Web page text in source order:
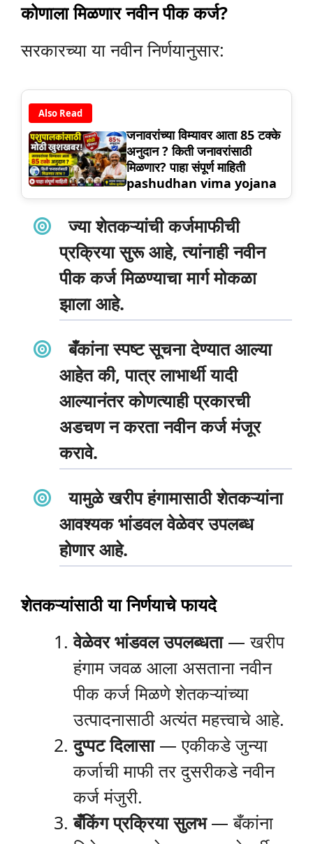
कोणाला मिळणार नवीन पीक कर्ज?
सरकारच्या या नवीन निर्णयानुसार:
Also Read
जनावरांच्या विम्यावर आता 85 टक्के
अनुदान ? किती जनावरांसाठी
मिळणार? पाहा संपूर्ण माहिती
pashudhan vima yojana
ज्या शेतकऱ्यांची कर्जमाफीची
प्रक्रिया सुरू आहे, त्यांनाही नवीन
पीक कर्ज मिळण्याचा मार्ग मोकळा
झाला आहे.
बँकांना स्पष्ट सूचना देण्यात आल्या
आहेत की, पात्र लाभार्थी यादी
आल्यानंतर कोणत्याही प्रकारची
अडचण न करता नवीन कर्ज मंजूर
करावे.
यामुळे खरीप हंगामासाठी शेतकऱ्यांना
आवश्यक भांडवल वेळेवर उपलब्ध
होणार आहे.
शेतकऱ्यांसाठी या निर्णयाचे फायदे
वेळेवर भांडवल उपलब्धता— खरीप
हंगाम जवळ आला असताना नवीन
पीक कर्ज मिळणे शेतकऱ्यांच्या
उत्पादनासाठी अत्यंत महत्त्वाचे आहे.
दुप्पट दिलासा— एकीकडे जुन्या
कर्जाची माफी तर दुसरीकडे नवीन
कर्ज मंजुरी.
बँकिंग प्रक्रिया सुलभ— बँकांना